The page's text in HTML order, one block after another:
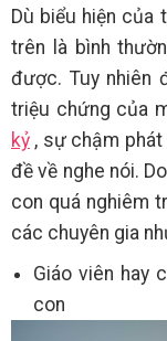
Dù biểu hiện
trên là bình
được. Tuy nhiên
triệu chứng của
kỷ , sự chậm phát
đề về nghe nói.
con quá nghiêm
các chuyên gia
Giáo viên hay
con